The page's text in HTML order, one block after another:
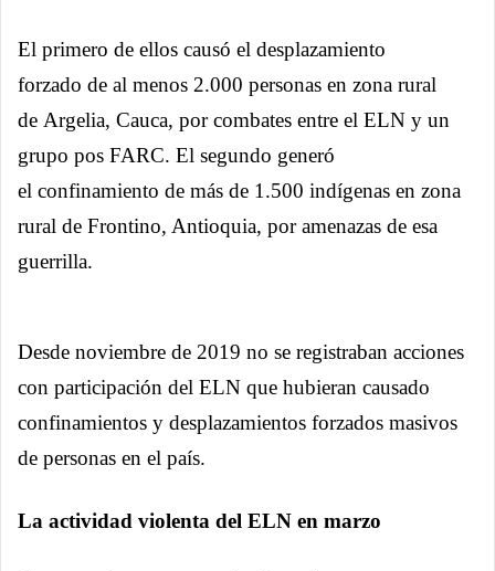
El primero de ellos causó el desplazamiento
forzado de al menos 2.000 personas en zona rural
de Argelia, Cauca, por combates entre el ELN y un
grupo pos FARC. El segundo generó
el confinamiento de más de 1.500 indígenas en zona
rural de Frontino, Antioquia, por amenazas de esa
guerrilla.
Desde noviembre de 2019 no se registraban acciones
con participación del ELN que hubieran causado
confinamientos y desplazamientos forzados masivos
de personas en el país.
La actividad violenta del ELN en marzo